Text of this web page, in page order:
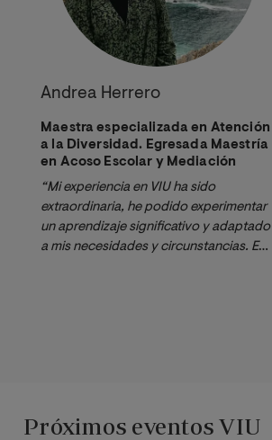
Andrea Herrero
Maestra especializada en Atención
a la Diversidad. Egresada Maestría
en Acoso Escolar y Mediación
“Mi experiencia en VIU ha sido
extraordinaria, he podido experimentar
un aprendizaje significativo y adaptado
a mis necesidades y circunstancias. En
Próximos eventos VIU